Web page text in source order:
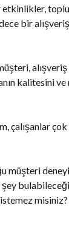
bir
alışveriş
kalitesini
çalışanlar
müşteri
misiniz?